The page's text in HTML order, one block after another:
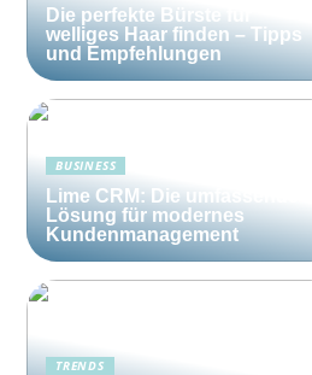
Die perfekte Bürste für
welliges Haar finden – Tipps
und Empfehlungen
BUSINESS
Lime CRM: Die umfassende
Lösung für modernes
Kundenmanagement
TRENDS